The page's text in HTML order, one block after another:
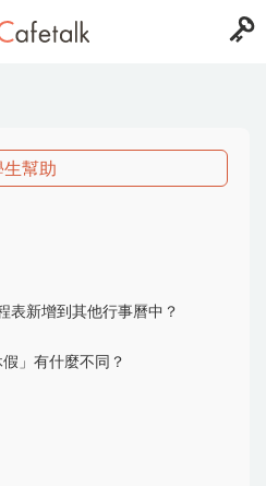
生幫助
表新增到其他行事曆中？
」有什麼不同？